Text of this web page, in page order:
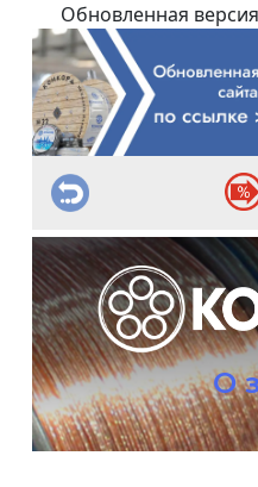
Обновленная
О